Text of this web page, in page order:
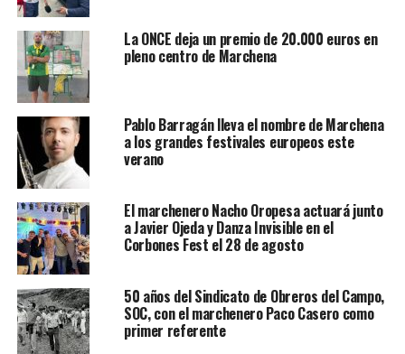
La ONCE deja un premio de 20.000 euros en
pleno centro de Marchena
Pablo Barragán lleva el nombre de Marchena
a los grandes festivales europeos este
verano
El marchenero Nacho Oropesa actuará junto
a Javier Ojeda y Danza Invisible en el
Corbones Fest el 28 de agosto
50 años del Sindicato de Obreros del Campo,
SOC, con el marchenero Paco Casero como
primer referente